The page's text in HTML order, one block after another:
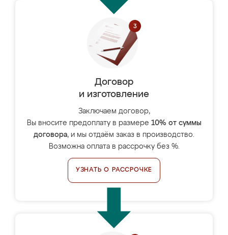
Договор
и изготовление
Заключаем договор,
Вы вносите предоплату в размере 10% от суммы
договора, и мы отдаём заказ в производство.
Возможна оплата в рассрочку без %.
УЗНАТЬ О РАССРОЧКЕ